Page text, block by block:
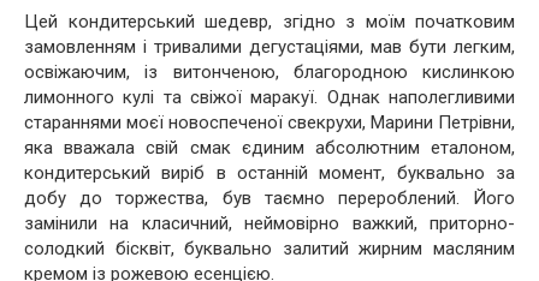
Цей кондитерський шедевр, згідно з моїм початковим
замовленням і тривалими дегустаціями, мав бути легким,
освіжаючим, із витонченою, благородною кислинкою
лимонного кулі та свіжої маракуї. Однак наполегливими
стараннями моєї новоспеченої свекрухи, Марини Петрівни,
яка вважала свій смак єдиним абсолютним еталоном,
кондитерський виріб в останній момент, буквально за
добу до торжества, був таємно перероблений. Його
замінили на класичний, неймовірно важкий, приторно-
солодкий бісквіт, буквально залитий жирним масляним
кремом із рожевою есенцією.